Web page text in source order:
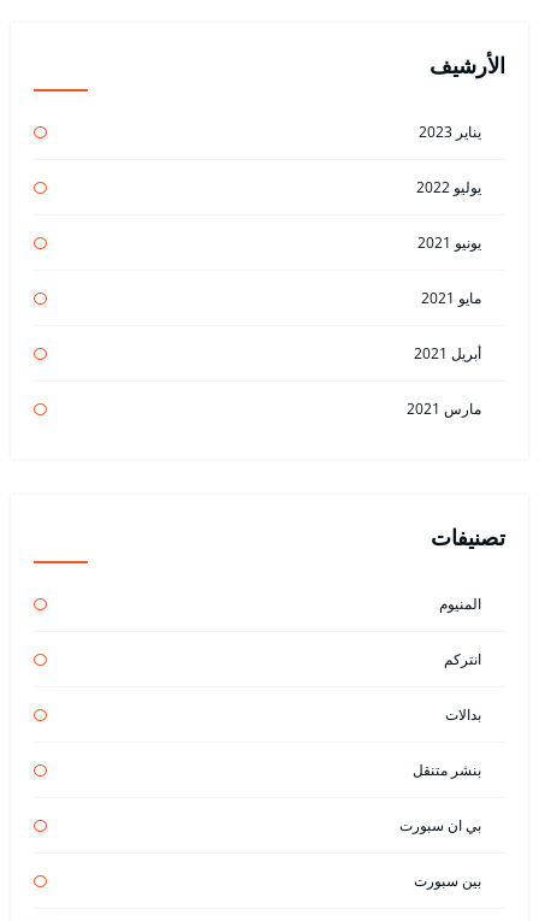
الأرشيف
يناير 2023
يوليو 2022
يونيو 2021
مايو 2021
أبريل 2021
مارس 2021
تصنيفات
المنيوم
انتركم
بدالات
بنشر متنقل
بي ان سبورت
بين سبورت